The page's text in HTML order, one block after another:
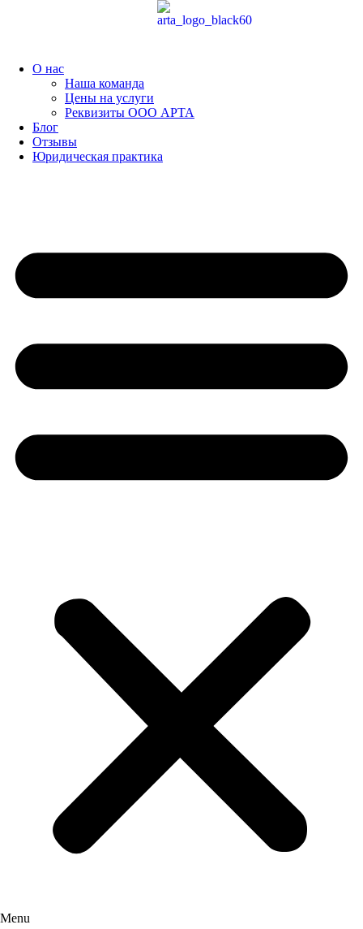
О нас
Наша команда
Цены на услуги
Реквизиты ООО АРТА
Блог
Отзывы
Юридическая практика
Menu